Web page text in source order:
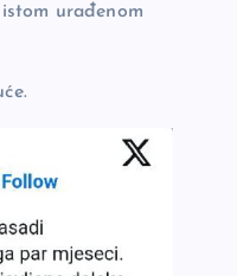
urađenom